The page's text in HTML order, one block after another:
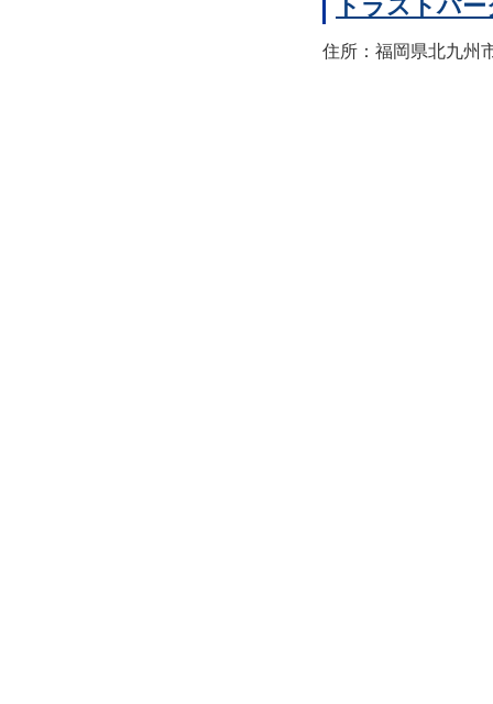
住所：福岡県北九州